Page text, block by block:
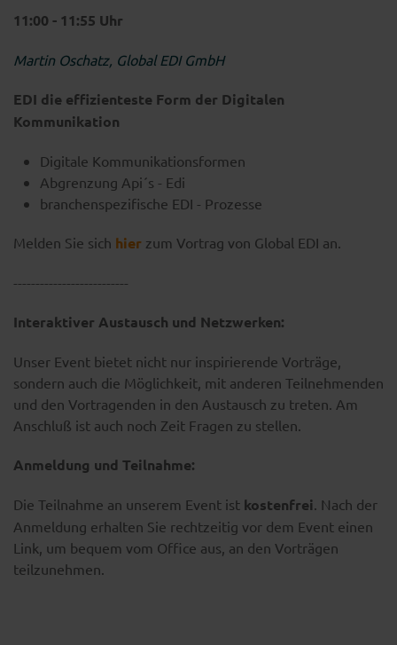
11:00 - 11:55 Uhr
Martin Oschatz, Global EDI GmbH
EDI die effizienteste Form der Digitalen
Kommunikation
Digitale Kommunikationsformen
Abgrenzung Api´s - Edi
branchenspezifische EDI - Prozesse
Melden Sie sich hier zum Vortrag von Global EDI an.
--------------------------
Interaktiver Austausch und Netzwerken:
Unser Event bietet nicht nur inspirierende Vorträge,
sondern auch die Möglichkeit, mit anderen Teilnehmenden
und den Vortragenden in den Austausch zu treten. Am
Anschluß ist auch noch Zeit Fragen zu stellen.
Anmeldung und Teilnahme:
Die Teilnahme an unserem Event ist kostenfrei . Nach der
Anmeldung erhalten Sie rechtzeitig vor dem Event einen
Link, um bequem vom Office aus, an den Vorträgen
teilzunehmen.